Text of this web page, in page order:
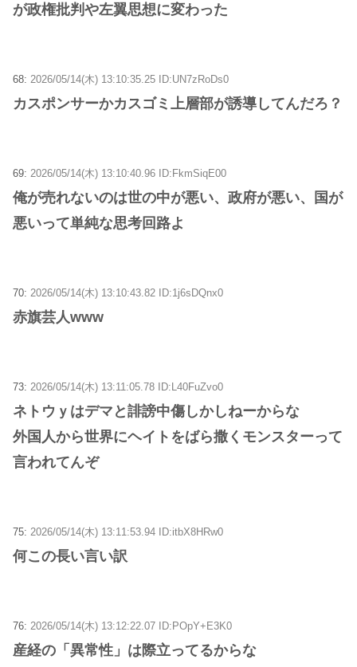
が政権批判や左翼思想に変わった
68: 2026/05/14(木) 13:10:35.25 ID:UN7zRoDs0
カスポンサーかカスゴミ上層部が誘導してんだろ？
69: 2026/05/14(木) 13:10:40.96 ID:FkmSiqE00
俺が売れないのは世の中が悪い、政府が悪い、国が
悪いって単純な思考回路よ
70: 2026/05/14(木) 13:10:43.82 ID:1j6sDQnx0
赤旗芸人www
73: 2026/05/14(木) 13:11:05.78 ID:L40FuZvo0
ネトウｙはデマと誹謗中傷しかしねーからな
外国人から世界にヘイトをばら撒くモンスターって
言われてんぞ
75: 2026/05/14(木) 13:11:53.94 ID:itbX8HRw0
何この長い言い訳
76: 2026/05/14(木) 13:12:22.07 ID:POpY+E3K0
産経の「異常性」は際立ってるからな